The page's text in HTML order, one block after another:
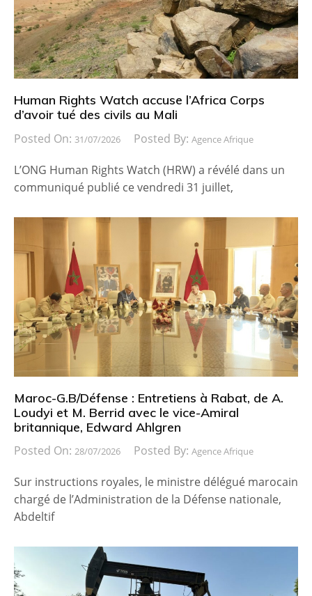
Human Rights Watch accuse l’Africa Corps
d’avoir tué des civils au Mali
Posted On: 31/07/2026 Posted By: Agence Afrique
L’ONG Human Rights Watch (HRW) a révélé dans un
communiqué publié ce vendredi 31 juillet,
Maroc-G.B/Défense : Entretiens à Rabat, de A.
Loudyi et M. Berrid avec le vice-Amiral
britannique, Edward Ahlgren
Posted On: 28/07/2026 Posted By: Agence Afrique
Sur instructions royales, le ministre délégué marocain
chargé de l’Administration de la Défense nationale,
Abdeltif